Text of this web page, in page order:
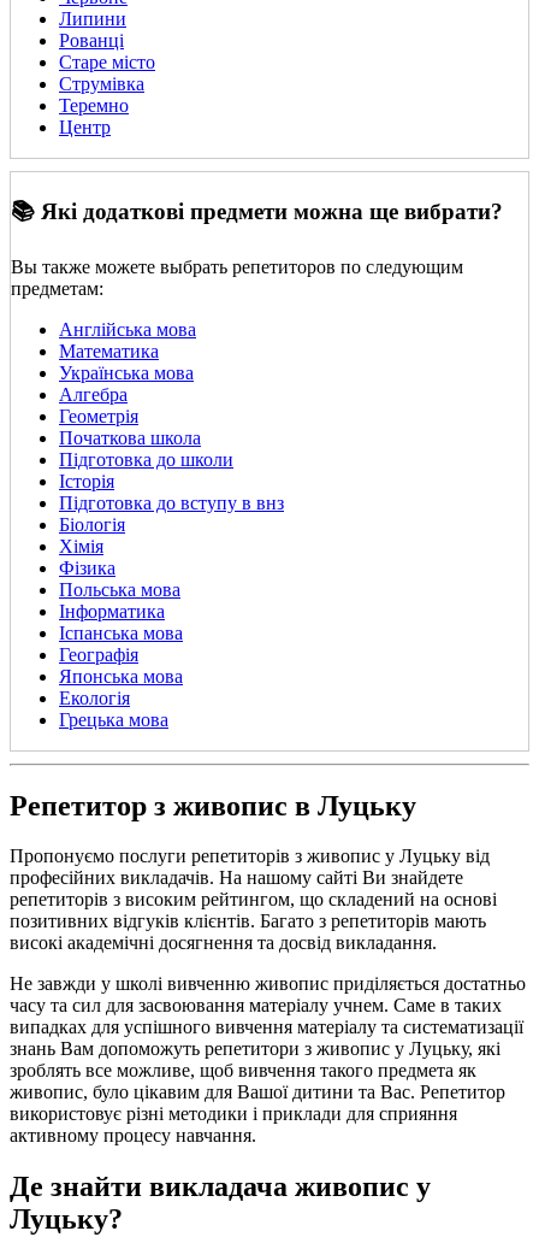
Липини
Рованці
Старе місто
Струмівка
Теремно
Центр
📚 Які додаткові предмети можна ще вибрати?
Вы также можете выбрать репетиторов по следующим
предметам:
Англійська мова
Математика
Українська мова
Алгебра
Геометрія
Початкова школа
Підготовка до школи
Історія
Підготовка до вступу в внз
Біологія
Хімія
Фізика
Польська мова
Інформатика
Іспанська мова
Географія
Японська мова
Екологія
Грецька мова
Репетитор з живопис в Луцьку
Пропонуємо послуги репетиторів з живопис у Луцьку від
професійних викладачів. На нашому сайті Ви знайдете
репетиторів з високим рейтингом, що складений на основі
позитивних відгуків клієнтів. Багато з репетиторів мають
високі академічні досягнення та досвід викладання.
Не завжди у школі вивченню живопис приділяється достатньо
часу та сил для засвоювання матеріалу учнем. Саме в таких
випадках для успішного вивчення матеріалу та систематизації
знань Вам допоможуть репетитори з живопис у Луцьку, які
зроблять все можливе, щоб вивчення такого предмета як
живопис, було цікавим для Вашої дитини та Вас. Репетитор
використовує різні методики і приклади для сприяння
активному процесу навчання.
Де знайти викладача живопис у
Луцьку?